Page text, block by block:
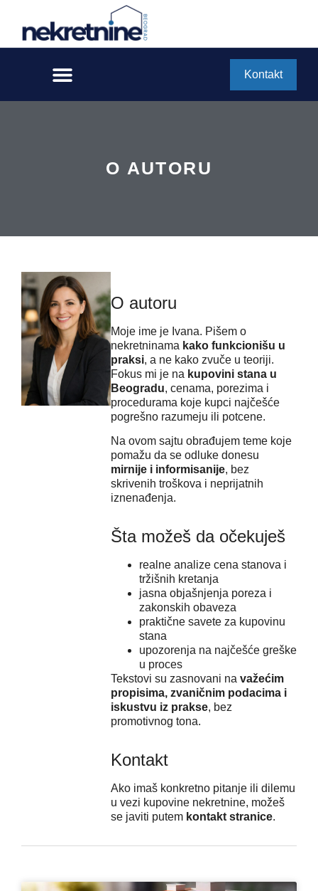
Kontakt
O AUTORU
O autoru
Moje ime je Ivana. Pišem o
nekretninama kako funkcionišu u
praksi, a ne kako zvuče u teoriji.
Fokus mi je na kupovini stana u
Beogradu, cenama, porezima i
procedurama koje kupci najčešće
pogrešno razumeju ili potcene.
Na ovom sajtu obrađujem teme koje
pomažu da se odluke donesu
mirnije i informisanije, bez
skrivenih troškova i neprijatnih
iznenađenja.
Šta možeš da očekuješ
realne analize cena stanova i
tržišnih kretanja
jasna objašnjenja poreza i
zakonskih obaveza
praktične savete za kupovinu
stana
upozorenja na najčešće greške
u proces
Tekstovi su zasnovani na važećim
propisima, zvaničnim podacima i
iskustvu iz prakse, bez
promotivnog tona.
Kontakt
Ako imaš konkretno pitanje ili dilemu
u vezi kupovine nekretnine, možeš
se javiti putem kontakt stranice.